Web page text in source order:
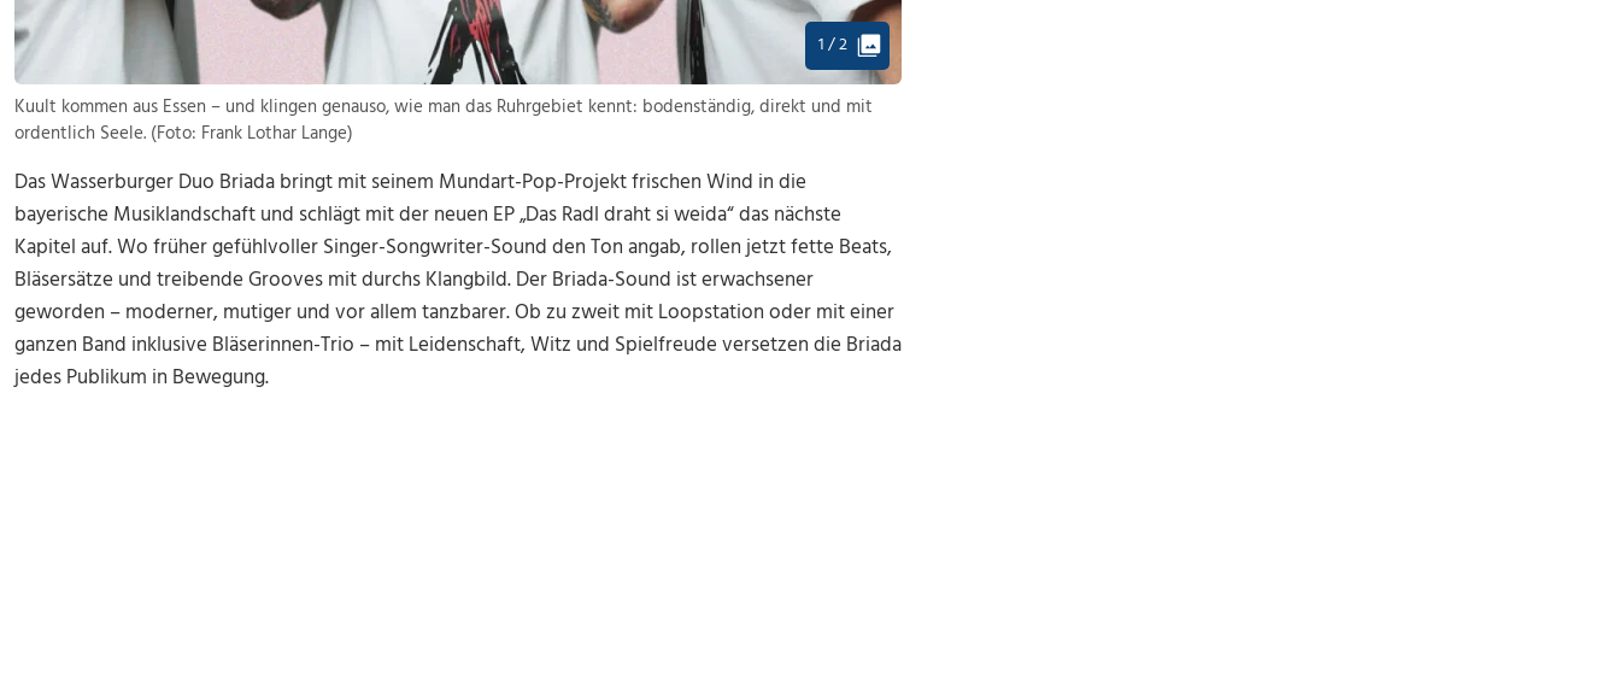
1 / 2
Kuult kommen aus Essen – und klingen genauso, wie man das Ruhrgebiet kennt: bodenständig, direkt und mit
ordentlich Seele. (Foto: Frank Lothar Lange)
Das Wasserburger Duo Briada bringt mit seinem Mundart-Pop-Projekt frischen Wind in die
bayerische Musiklandschaft und schlägt mit der neuen EP „Das Radl draht si weida“ das nächste
Kapitel auf. Wo früher gefühlvoller Singer-Songwriter-Sound den Ton angab, rollen jetzt fette Beats,
Bläsersätze und treibende Grooves mit durchs Klangbild. Der Briada-Sound ist erwachsener
geworden – moderner, mutiger und vor allem tanzbarer. Ob zu zweit mit Loopstation oder mit einer
ganzen Band inklusive Bläserinnen-Trio – mit Leidenschaft, Witz und Spielfreude versetzen die Briada
jedes Publikum in Bewegung.